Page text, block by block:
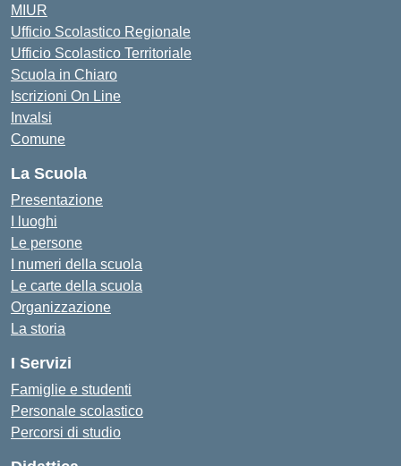
MIUR
Ufficio Scolastico Regionale
Ufficio Scolastico Territoriale
Scuola in Chiaro
Iscrizioni On Line
Invalsi
Comune
La Scuola
Presentazione
I luoghi
Le persone
I numeri della scuola
Le carte della scuola
Organizzazione
La storia
I Servizi
Famiglie e studenti
Personale scolastico
Percorsi di studio